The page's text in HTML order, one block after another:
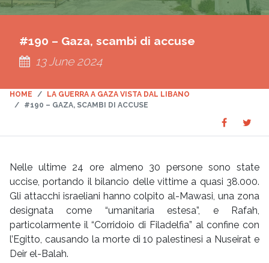
#190 – Gaza, scambi di accuse
13 June 2024
HOME
LA GUERRA A GAZA VISTA DAL LIBANO
#190 – GAZA, SCAMBI DI ACCUSE
Share
on
on
Nelle ultime 24 ore almeno 30 persone sono state
uccise, portando il bilancio delle vittime a quasi 38.000.
Gli attacchi israeliani hanno colpito al-Mawasi, una zona
designata come “umanitaria estesa”, e Rafah,
particolarmente il “Corridoio di Filadelfia” al confine con
l’Egitto, causando la morte di 10 palestinesi a Nuseirat e
Deir el-Balah.